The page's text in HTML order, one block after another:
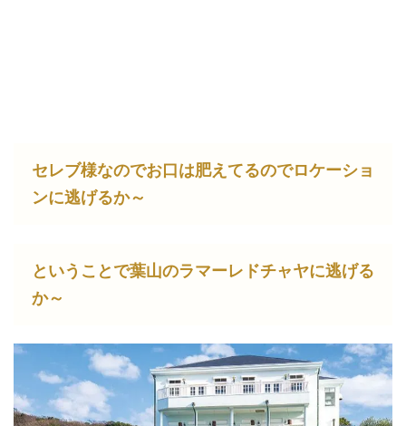
セレブ様なのでお口は肥えてるのでロケーショ
ンに逃げるか～
ということで葉山のラマーレドチャヤに逃げる
か～